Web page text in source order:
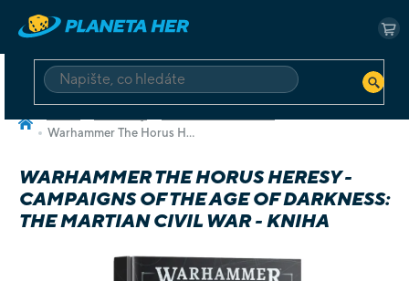
obsah
HLEDAT
Warhammer The Horus Heresy - Campaigns of The Age of Darkness: The Martian Civil War - kniha
WARHAMMER THE HORUS HERESY -
CAMPAIGNS OF THE AGE OF DARKNESS:
THE MARTIAN CIVIL WAR - KNIHA